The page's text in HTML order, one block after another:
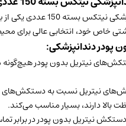
دستکش نیتریل
خاص خود، انتخابی عالی برای
پودر دندانپزشکی:
نیتریل بدون پودر هیچ‌گونه
نیتریل نسبت به دستکش‌های
بالا دارند، بسیار مناسب می‌کند.
نیتریل بدون پودر در برابر